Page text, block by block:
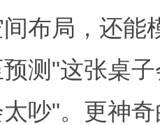
布局，还能
测"这张桌
吵"。更神